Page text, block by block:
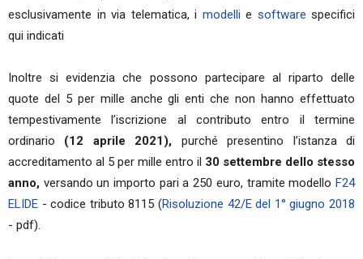
esclusivamente in via telematica, i modelli e software specifici
qui indicati
Inoltre si evidenzia che possono partecipare al riparto delle
quote del 5 per mille anche gli enti che non hanno effettuato
tempestivamente l’iscrizione al contributo entro il termine
ordinario (12 aprile 2021), purché presentino l’istanza di
accreditamento al 5 per mille entro il 30 settembre dello stesso
anno, versando un importo pari a 250 euro, tramite modello F24
ELIDE - codice tributo 8115 (Risoluzione 42/E del 1° giugno 2018
- pdf).